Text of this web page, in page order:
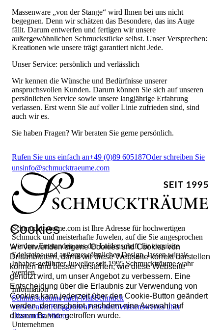
Massenware „von der Stange“ wird Ihnen bei uns nicht
begegnen. Denn wir schätzen das Besondere, das ins Auge
fällt. Darum entwerfen und fertigen wir unsere
außergewöhnlichen Schmuckstücke selbst. Unser Versprechen:
Kreationen wie unsere trägt garantiert nicht Jede.
Unser Service: persönlich und verlässlich
Wir kennen die Wünsche und Bedürfnisse unserer
anspruchsvollen Kunden. Darum können Sie sich auf unseren
persönlichen Service sowie unsere langjährige Erfahrung
verlassen. Erst wenn Sie auf voller Linie zufrieden sind, sind
auch wir es.
Sie haben Fragen? Wir beraten Sie gerne persönlich.
Rufen Sie uns einfach an+49 (0)89 605187Oder schreiben Sie
unsinfo@schmucktraeume.com
Schmucktraeume.com ist Ihre Adresse für hochwertigen
Schmuck und meisterhafte Juwelen, auf die Sie angesprochen
werden. Entstanden aus der Leidenschaft für exquisite
Edelsteine und außergewöhnliches Design, lassen wir als
Inhaber-geführter Juwelier seit 1995 Schmuckträume wahr
werden.
Information
Schmuckträume nach MaßSchmuck
verschenkenRinggrößenPerleninfoWissenswertes über
DiamantenVideos
Unternehmen
Cookies
Wir verwenden eigene Cookies und Cookies von
Drittanbietern, damit wir diese Webseite korrekt darstellen
können und besser verstehen, wie diese Webseite
genutzt wird, um unser Angebot zu verbessern. Eine
Entscheidung über die Erlaubnis zur Verwendung von
Cookies kann jederzeit über den Cookie-Button geändert
werden, der erscheint, nachdem eine Auswahl auf
diesem Banner getroffen wurde.